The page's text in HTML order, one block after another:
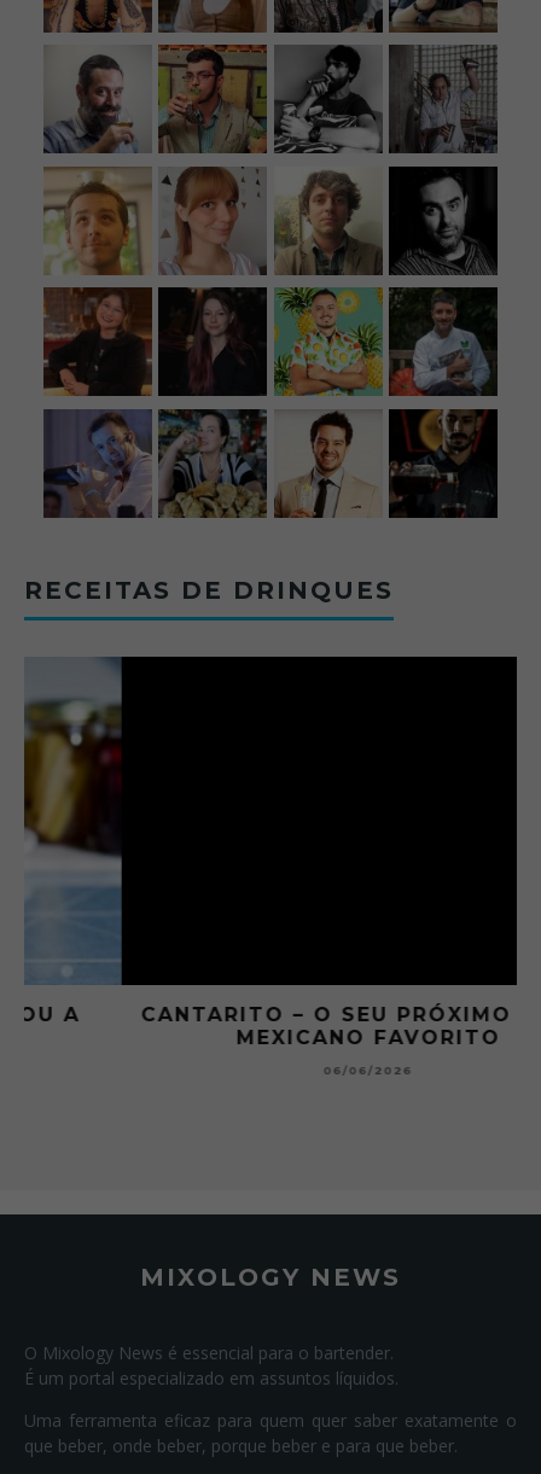
RECEITAS DE DRINQUES
CANTARITO – O SEU PRÓXIMO DRINK
MEXICANO FAVORITO
MIXOLOGY NEWS
O Mixology News é essencial para o bartender.
É um portal especializado em assuntos líquidos.
Uma ferramenta eficaz para quem quer saber exatamente o
que beber, onde beber, porque beber e para que beber.